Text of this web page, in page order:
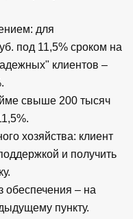
для
под 11,5% сроком на
клиентов –
свыше 200 тысяч
хозяйства: клиент
и получить
обеспечения – на
пункту.